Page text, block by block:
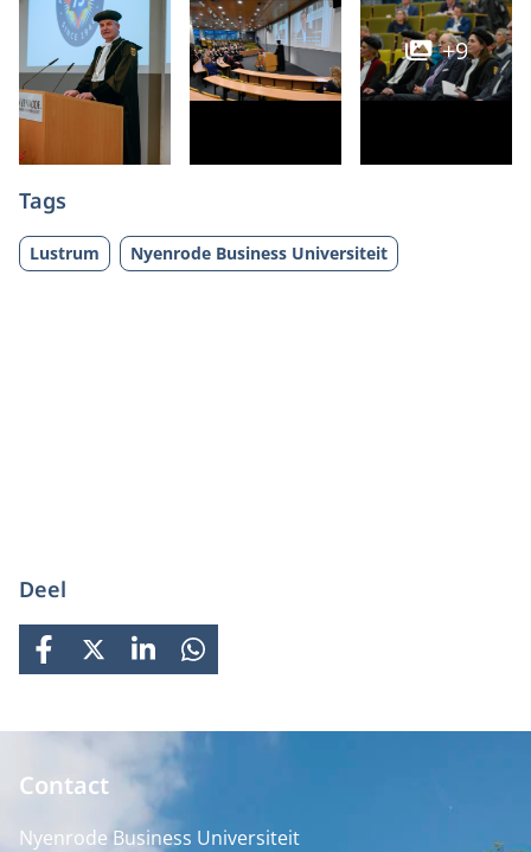
+9
Tags
Lustrum Nyenrode Business Universiteit
Deel
FACEBOOK
X LINKEDINWHATSAPP
Contact
Nyenrode Business Universiteit